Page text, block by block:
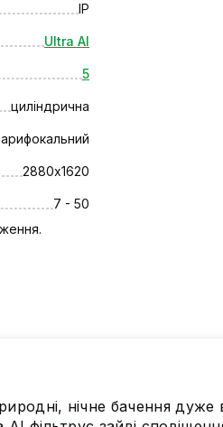
роздільної здатності
на 50% більше пікселів,
найдрібніші
IP
Ultra AI
5
циліндрична
2880х1620
7 - 50
нічне бачення